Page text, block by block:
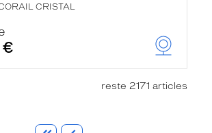
CRISTAL
reste 2171 articles